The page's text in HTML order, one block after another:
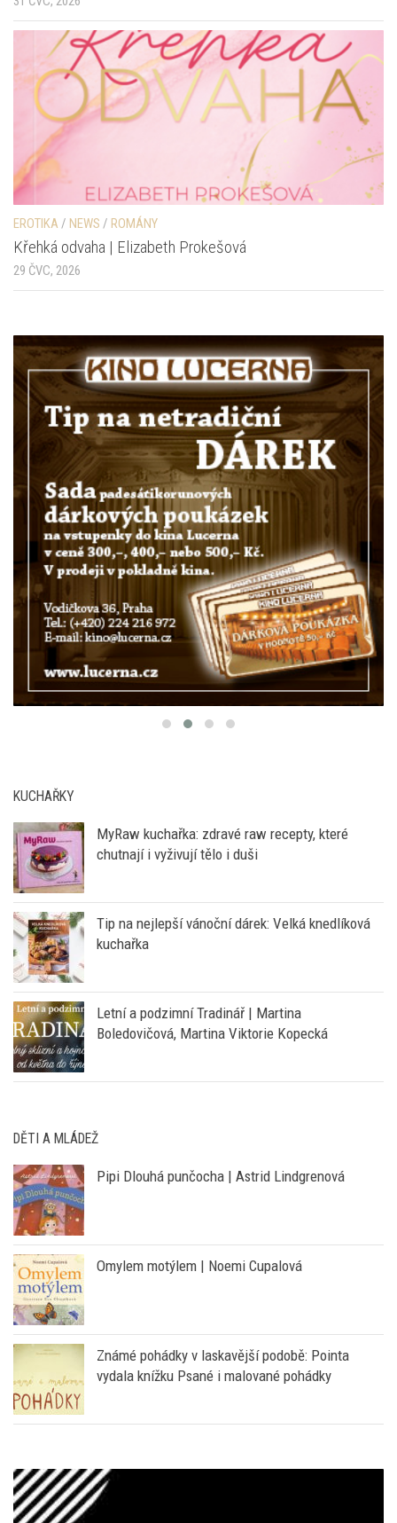
EROTIKA / NEWS / ROMÁNY
Křehká odvaha | Elizabeth Prokešová
29 ČVC, 2026
KUCHAŘKY
MyRaw kuchařka: zdravé raw recepty, které
chutnají i vyživují tělo i duši
Tip na nejlepší vánoční dárek: Velká knedlíková
kuchařka
Letní a podzimní Tradinář | Martina
Boledovičová, Martina Viktorie Kopecká
DĚTI A MLÁDEŽ
Pipi Dlouhá punčocha | Astrid Lindgrenová
Omylem motýlem | Noemi Cupalová
Známé pohádky v laskavější podobě: Pointa
vydala knížku Psané i malované pohádky